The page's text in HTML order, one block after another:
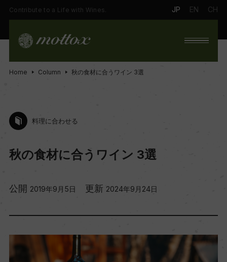
Contribute to a Life with Wines. JP EN CH
Home Column 秋の食材に合うワイン 3選
料理に合わせる
秋の食材に合うワイン 3選
公開 2019年9月5日 更新 2024年9月24日